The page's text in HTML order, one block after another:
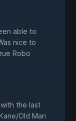
able to
nice to
Robo
the last
Old Man